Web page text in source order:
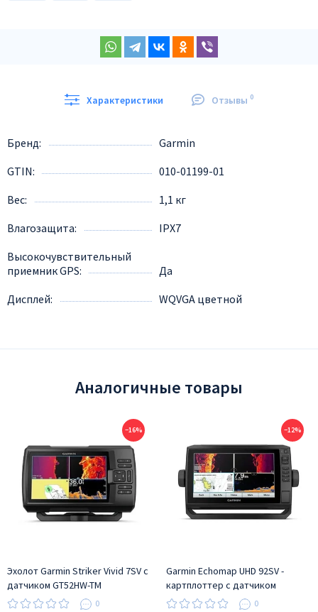
Характеристики Отзывы 0
Бренд
Garmin
GTIN
010-01199-01
Вес
1,1 кг
Влагозащита
IPX7
Высокочувствительный
приемник GPS
Да
Дисплей
WQVGA цветной
Аналогичные товары
−16%
Эхолот Garmin Striker Vivid 7SV с
датчиком GT52HW-TM
0
−12%
Garmin Echomap UHD 92SV -
картплоттер с датчиком
GT56UHD-TM
0